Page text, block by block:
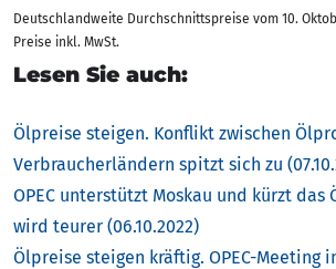
Deutschlandweite Durchschnittspreise vom 10.
Preise inkl. MwSt.
Lesen Sie auch:
Ölpreise steigen. Konflikt zwischen
Verbraucherländern spitzt sich zu
OPEC unterstützt Moskau und kürzt das
wird teurer (06.10.2022)
Ölpreise steigen kräftig. OPEC-Meeting